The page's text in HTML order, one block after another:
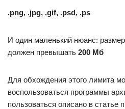
.png, .jpg, .gif, .psd, .ps
И один маленький нюанс:
должен превышать 200 Мб
Для обхождения этого лимита
воспользоваться программы
пользоваться описано в статье